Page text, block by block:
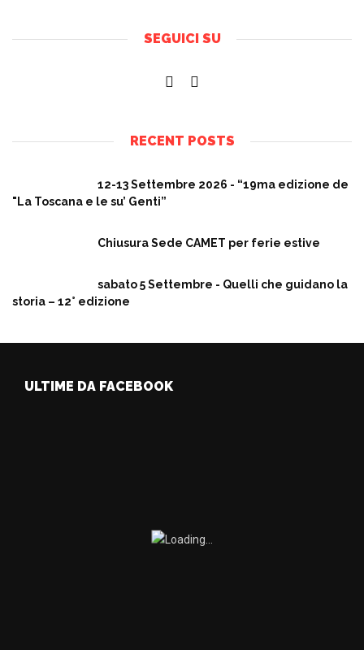
SEGUICI SU
RECENT POSTS
12-13 Settembre 2026 - “19ma edizione de
"La Toscana e le su’ Genti”
Chiusura Sede CAMET per ferie estive
sabato 5 Settembre - Quelli che guidano la
storia – 12° edizione
ULTIME DA FACEBOOK